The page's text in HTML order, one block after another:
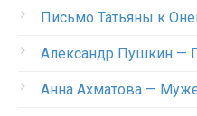
Письмо Татьяны к
Александр Пушкин —
Анна Ахматова —